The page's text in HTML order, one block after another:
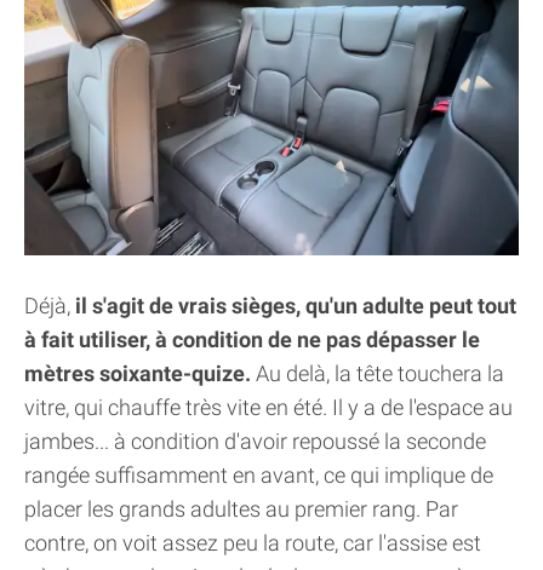
Déjà, il s'agit de vrais sièges, qu'un adulte peut tout
à fait utiliser, à condition de ne pas dépasser le
mètres soixante-quize. Au delà, la tête touchera la
vitre, qui chauffe très vite en été. Il y a de l'espace au
jambes... à condition d'avoir repoussé la seconde
rangée suffisamment en avant, ce qui implique de
placer les grands adultes au premier rang. Par
contre, on voit assez peu la route, car l'assise est